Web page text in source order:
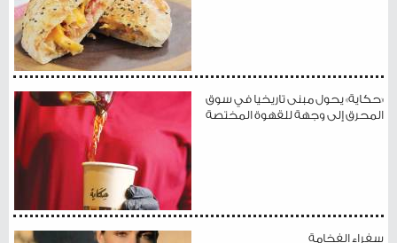
«حكاية» يحول مبنى تاريخيا في سوق
المحرق إلى وجهة للقهوة المختصة
سفراء الفخامة